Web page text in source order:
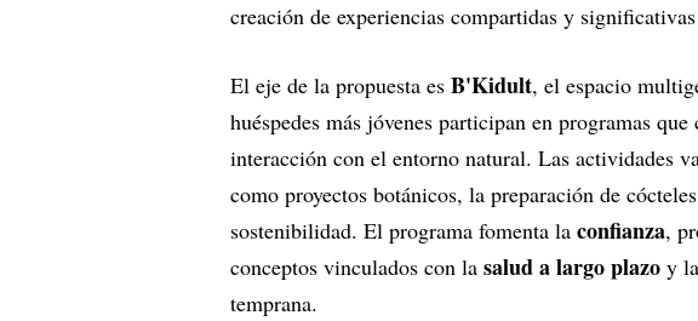
creación de experiencias compartidas y
El eje de la propuesta es B'Kidult, el espacio
huéspedes más jóvenes participan en programas
interacción con el entorno natural. Las actividades
como proyectos botánicos, la preparación de
sostenibilidad. El programa fomenta la confianza,
conceptos vinculados con la salud a largo plazo y la
temprana.